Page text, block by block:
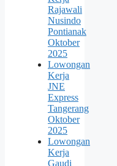
Rajawali
Nusindo
Pontianak
Oktober
2025
Lowongan
Kerja
JNE
Express
Tangerang
Oktober
2025
Lowongan
Kerja
Gaudi